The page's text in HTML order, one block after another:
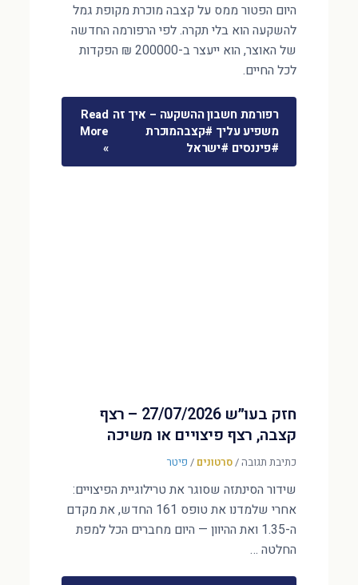
היום הפטור ממס על קצבה מוכרת מקופת גמל
להשקעה הוא בלי תקרה. לפי הרפורמה החדשה
של האוצר, הוא ייעצר ב-200000 ₪ הפקדות
לכל החיים.
רפורמת חשבון ההשקעה – איך זה
משפיע עליך #קצבהמוכרת
#פיננסים #ישראל
Read
More
»
חזק בעו״ש 27/07/2026 – רצף
קצבה, רצף פיצויים או משיכה
כתיבת תגובה/סרטונים / פיטר
שידור הסינתזה שסוגר את טרילוגיית הפיצויים:
אחרי שלמדנו את טופס 161 החדש, את מקדם
ה-1.35 ואת ההיוון — היום מחברים הכל למפת
החלטה …